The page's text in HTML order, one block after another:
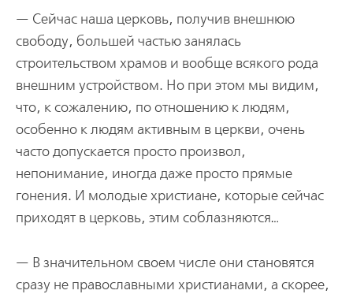
— Сейчас наша церковь, получив внешнюю
свободу, большей частью занялась
строительством храмов и вообще всякого рода
внешним устройством. Но при этом мы видим,
что, к сожалению, по отношению к людям,
особенно к людям активным в церкви, очень
часто допускается просто произвол,
непонимание, иногда даже просто прямые
гонения. И молодые христиане, которые сейчас
приходят в церковь, этим соблазняются…
— В значительном своем числе они становятся
сразу не православными христианами, а скорее,